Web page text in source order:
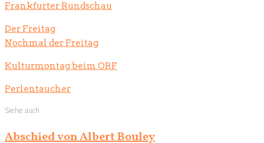
Frankfurter Rundschau
Der Freitag
Nochmal der Freitag
Kulturmontag beim ORF
Perlentaucher
Siehe auch
Abschied von Albert Bouley